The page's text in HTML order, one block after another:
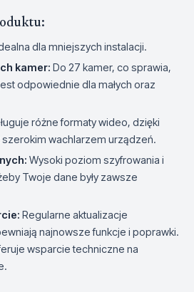
dla mniejszych instalacji.
kamer: Do 27 kamer, co sprawia,
odpowiednie dla małych oraz
różne formaty wideo, dzięki
wachlarzem urządzeń.
Wysoki poziom szyfrowania i
Twoje dane były zawsze
Regularne aktualizacje
najnowsze funkcje i poprawki.
wsparcie techniczne na